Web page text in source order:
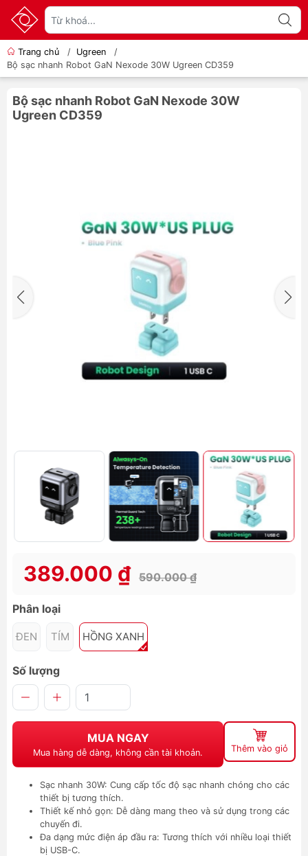
Trang chủ / Ugreen
/
Bộ sạc nhanh Robot GaN Nexode 30W Ugreen CD359
Bộ sạc nhanh Robot GaN Nexode 30W
Ugreen CD359
389.000 ₫ 590.000 ₫
Phân loại
ĐEN TÍM HỒNG XANH
Số lượng
MUA NGAY
Mua hàng dễ dàng, không cần tài khoản. Thêm vào giỏ
Sạc nhanh 30W: Cung cấp tốc độ sạc nhanh chóng cho các
thiết bị tương thích.
Thiết kế nhỏ gọn: Dễ dàng mang theo và sử dụng trong các
chuyến đi.
Đa dạng mức điện áp đầu ra: Tương thích với nhiều loại thiết
bị USB-C.